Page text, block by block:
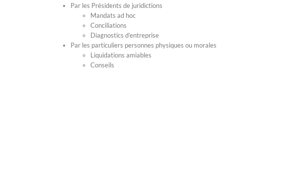
Par les Présidents de juridictions
Mandats ad hoc
Conciliations
Diagnostics d’entreprise
Par les particuliers personnes physiques ou morales
Liquidations amiables
Conseils